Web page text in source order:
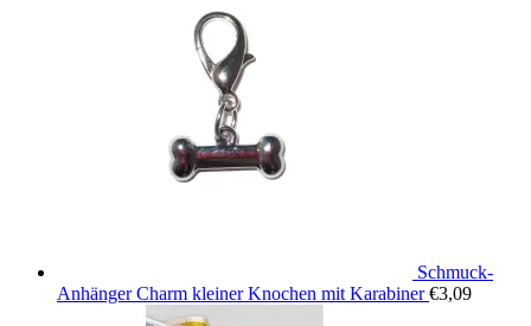
Schmuck-
Anhänger Charm kleiner Knochen mit Karabiner €3,09